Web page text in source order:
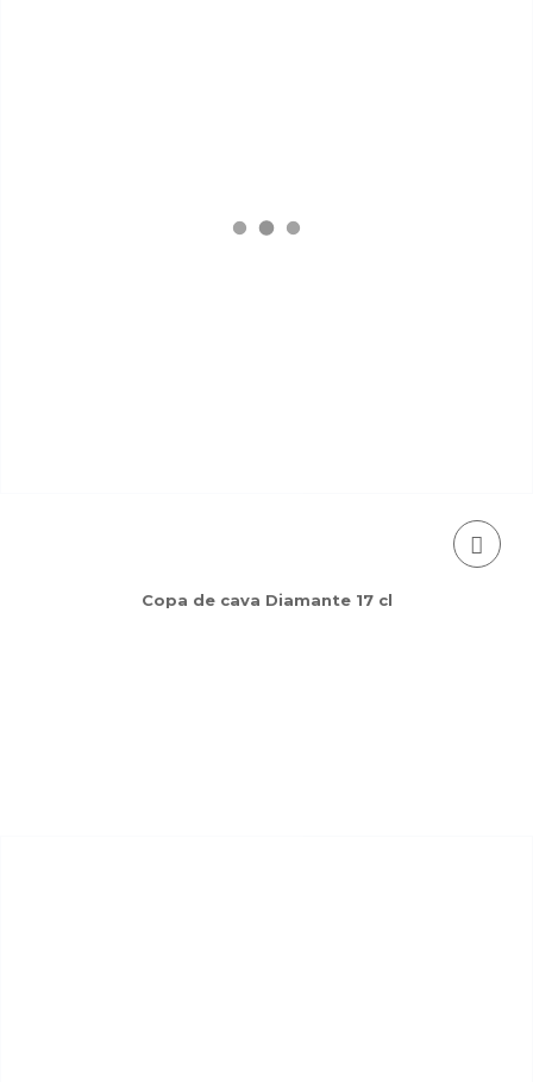
Copa de cava Diamante 17 cl